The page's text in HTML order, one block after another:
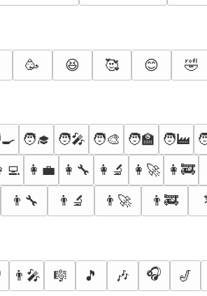
🥳 😆 🥰 😊 🤣
🧑‍🎓 🧑‍🎤 🧑‍🎨 🧑‍🏫 🧑‍🏭
👩‍💼 👩‍🔧 👩‍🔬 👩‍🚀 👩‍🚒
👨‍🔧 👨‍🔬 👨‍🚀 👨‍🚒
👨‍🎤 🎼 🎵 🎶 🎧 🎷